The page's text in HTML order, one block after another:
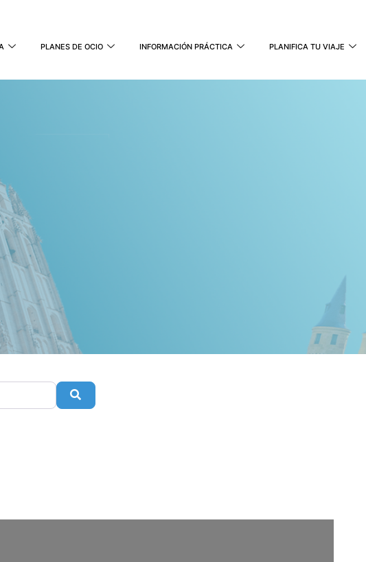
PLANES DE OCIO INFORMACIÓN PRÁCTICA PLANIFICA TU VIAJE